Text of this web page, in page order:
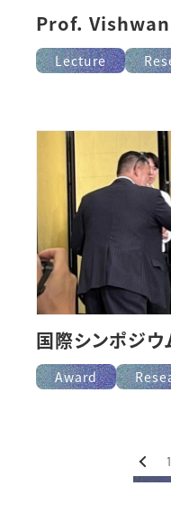
Lecture
Award
国際シンポジ
‹前へ 1